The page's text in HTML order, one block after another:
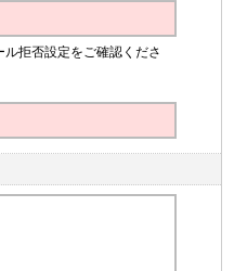
拒否設定をご確認くださ